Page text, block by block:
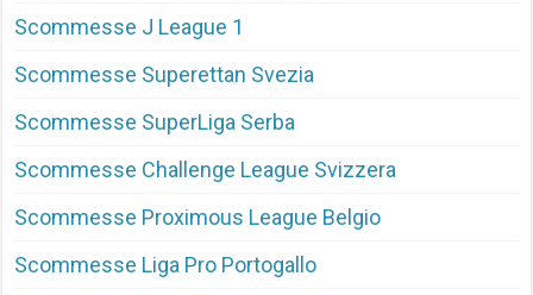
Scommesse J League 1
Scommesse Superettan Svezia
Scommesse SuperLiga Serba
Scommesse Challenge League Svizzera
Scommesse Proximous League Belgio
Scommesse Liga Pro Portogallo